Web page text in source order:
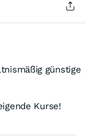
günstige
Kurse!